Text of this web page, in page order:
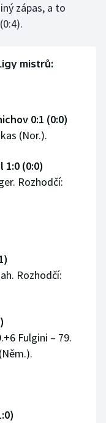
zápas, a to
mistrů:
0:1 (0:0)
(Nor.).
1:0 (0:0)
Rozhodčí:
Rozhodčí:
Fulgini – 79.